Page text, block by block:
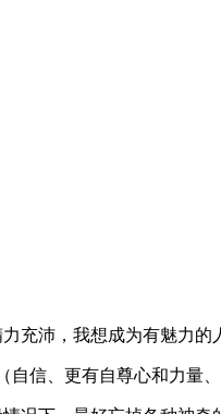
充沛，我想成为有魅力的
信、更有自尊心和力量